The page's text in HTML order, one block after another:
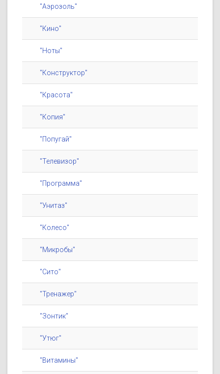
"Аэрозоль"
"Кино"
"Ноты"
"Конструктор"
"Красота"
"Копия"
"Попугай"
"Телевизор"
"Программа"
"Унитаз"
"Колесо"
"Микробы"
"Сито"
"Тренажер"
"Зонтик"
"Утюг"
"Витамины"